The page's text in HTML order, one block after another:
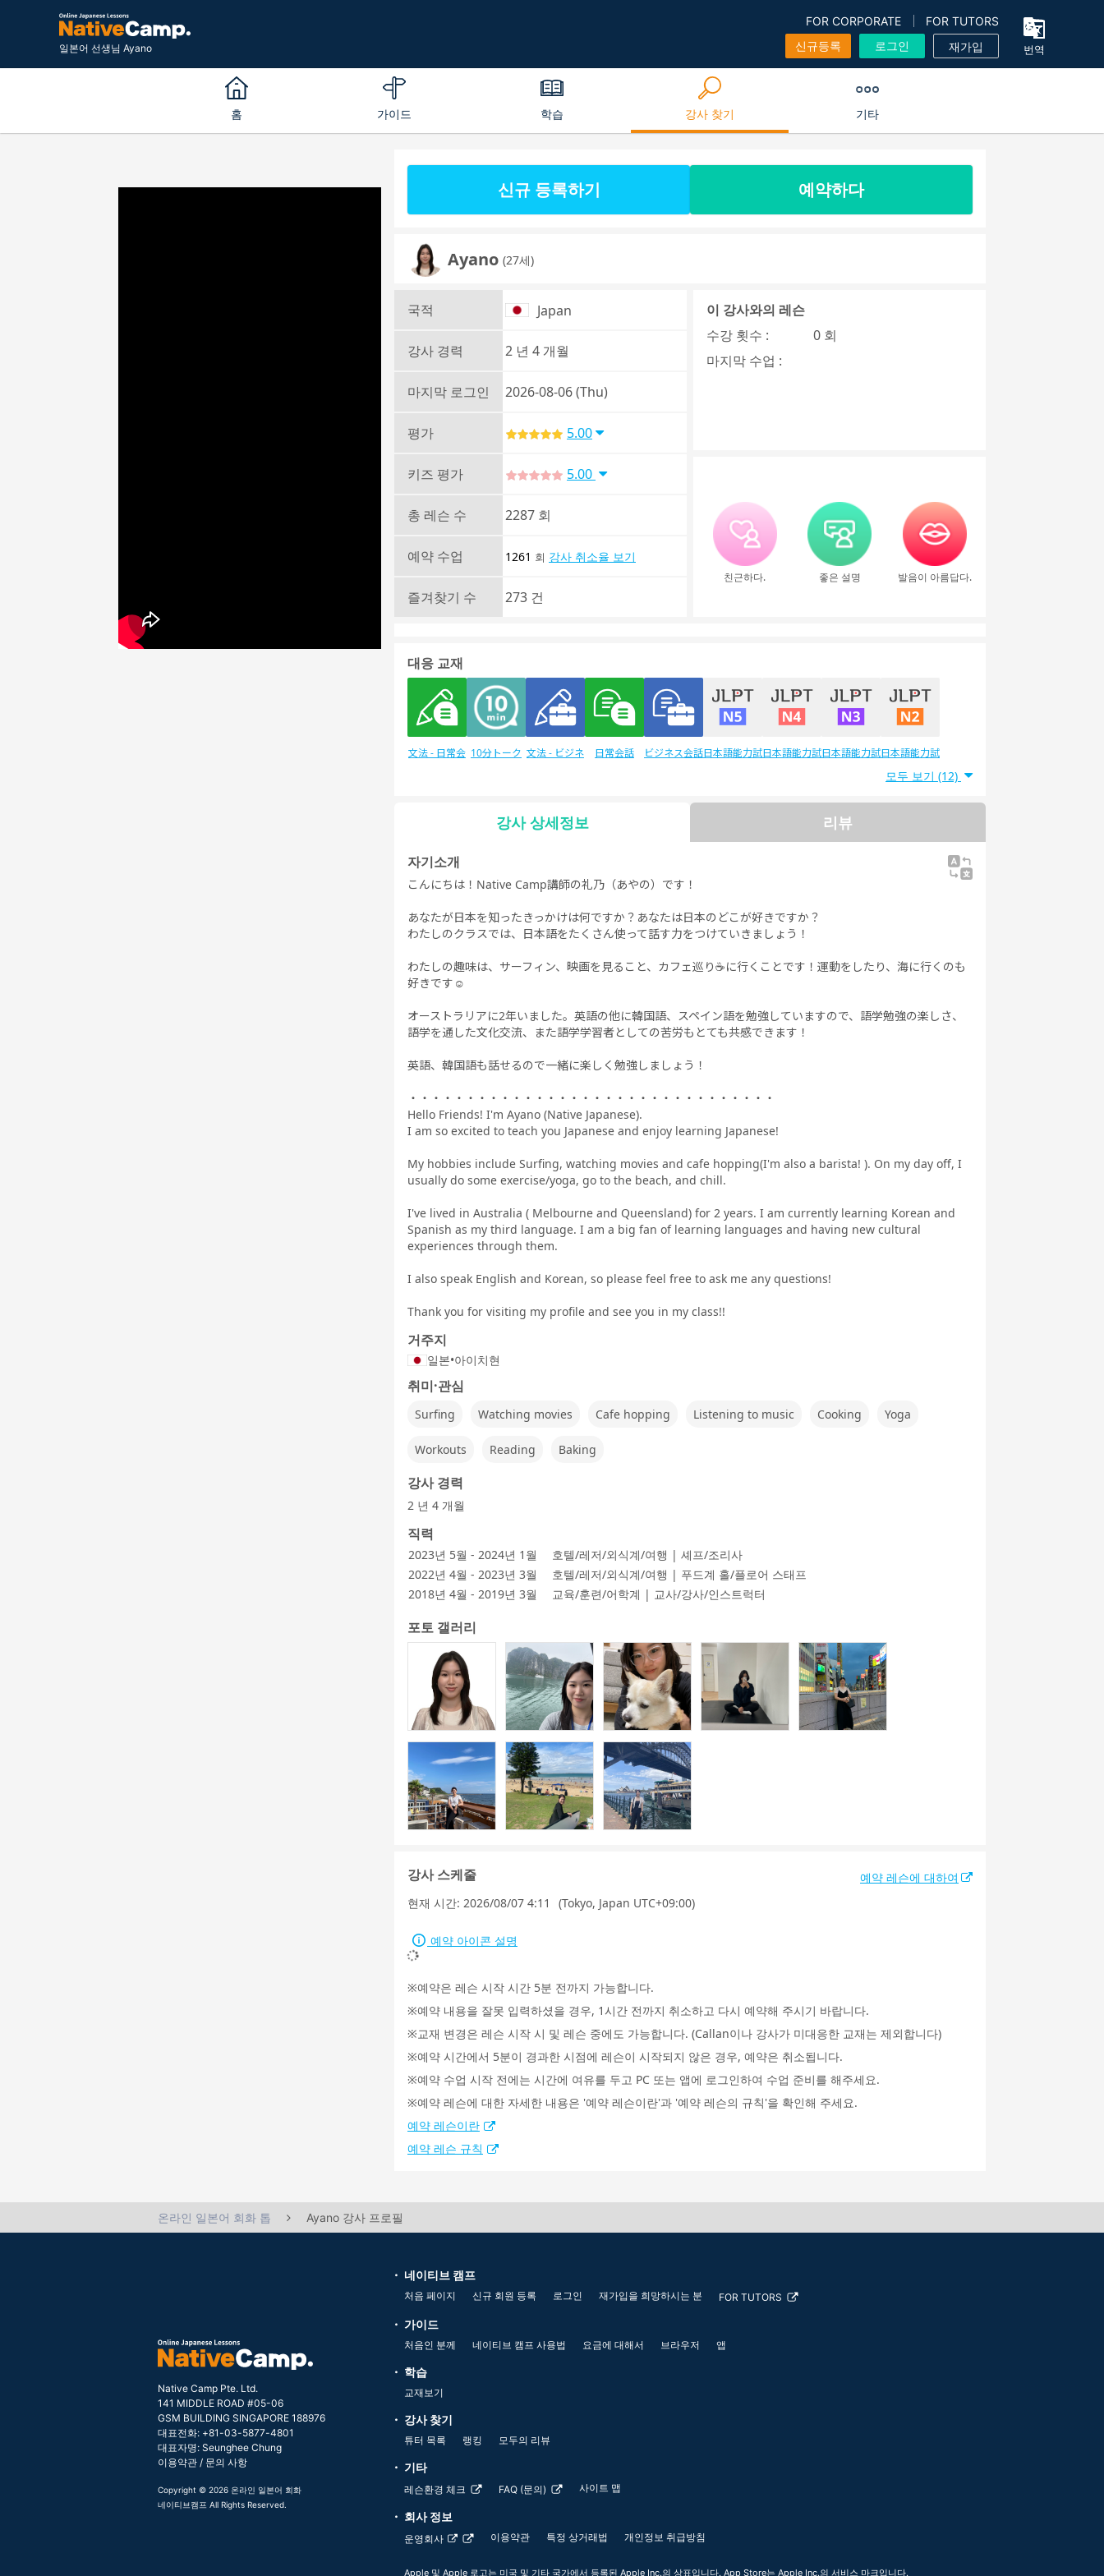
일본어 선생님 Ayano
FOR CORPORATE
FOR TUTORS
신규등록
로그인 재가입 번역
홈 가이드 학습 강사 찾기 기타
신규 등록하기 예약하다
Ayano (27세)
국적 Japan
강사 경력 2 년 4 개월
마지막 로그인 2026-08-06 (Thu)
평가 5.00
키즈 평가 5.00
총 레슨 수 2287 회
예약 수업 1261 회 강사 취소율 보기
즐겨찾기 수 273 건
이 강사와의 레슨
수강 횟수 :
0 회
마지막 수업 :
친근하다. 좋은 설명 발음이 아름답다.
대응 교재
文法 - 日常会 10分トーク 文法 - ビジネ
日常会話 ビジネス会話日本語能力試日本語能力試日本語能力試日本語能力試
験1級
모두 보기 (12)
강사 상세정보 리뷰
자기소개
こんにちは！Native Camp講師の礼乃（あやの）です！
あなたが日本を知ったきっかけは何ですか？あなたは日本のどこが好きですか？
わたしのクラスでは、日本語をたくさん使って話す力をつけていきましょう！
わたしの趣味は、サーフィン、映画を見ること、カフェ巡り☕️に行くことです！運動をしたり、海に行くのも
好きです☺️
オーストラリアに2年いました。英語の他に韓国語、スペイン語を勉強していますので、語学勉強の楽しさ、
語学を通した文化交流、また語学学習者としての苦労もとても共感できます！
英語、韓国語も話せるので一緒に楽しく勉強しましょう！
・・・・・・・・・・・・・・・・・・・・・・・・・・・・・・・・
Hello Friends! I'm Ayano (Native Japanese).
I am so excited to teach you Japanese and enjoy learning Japanese!
My hobbies include Surfing, watching movies and cafe hopping(I'm also a barista! ). On my day off, I
usually do some exercise/yoga, go to the beach, and chill.
I've lived in Australia ( Melbourne and Queensland) for 2 years. I am currently learning Korean and
Spanish as my third language. I am a big fan of learning languages and having new cultural
experiences through them.
I also speak English and Korean, so please feel free to ask me any questions!
Thank you for visiting my profile and see you in my class!!
거주지
일본•아이치현
취미·관심
Surfing Watching movies Cafe hopping Listening to music Cooking Yoga
Workouts Reading Baking
강사 경력
2 년 4 개월
직력
2023년 5월 - 2024년 1월
호텔/레저/외식계/여행 | 셰프/조리사
2022년 4월 - 2023년 3월
호텔/레저/외식계/여행 | 푸드계 홀/플로어 스태프
2018년 4월 - 2019년 3월
교육/훈련/어학계 | 교사/강사/인스트럭터
포토 갤러리
강사 스케줄
예약 레슨에 대하여
현재 시간: 2026/08/07 4:11 (Tokyo, Japan UTC+09:00)
예약 아이콘 설명
예약은 레슨 시작 시간 5분 전까지 가능합니다.
예약 내용을 잘못 입력하셨을 경우, 1시간 전까지 취소하고 다시 예약해 주시기 바랍니다.
교재 변경은 레슨 시작 시 및 레슨 중에도 가능합니다. (Callan이나 강사가 미대응한 교재는 제외합니다)
예약 시간에서 5분이 경과한 시점에 레슨이 시작되지 않은 경우, 예약은 취소됩니다.
예약 수업 시작 전에는 시간에 여유를 두고 PC 또는 앱에 로그인하여 수업 준비를 해주세요.
예약 레슨에 대한 자세한 내용은 '예약 레슨이란'과 '예약 레슨의 규칙'을 확인해 주세요.
예약 레슨이란
예약 레슨 규칙
온라인 일본어 회화 톱 Ayano 강사 프로필
Native Camp Pte. Ltd.
141 MIDDLE ROAD #05-06
GSM BUILDING SINGAPORE 188976
대표전화: +81-03-5877-4801
대표자명: Seunghee Chung
이용약관 / 문의 사항
Copyright © 2026 온라인 일본어 회화
네이티브캠프 All Rights Reserved.
네이티브 캠프
처음 페이지 신규 회원 등록 로그인 재가입을 희망하시는 분 FOR TUTORS
가이드
처음인 분께 네이티브 캠프 사용법 요금에 대해서 브라우저 앱
학습
교재보기
강사 찾기
튜터 목록 랭킹 모두의 리뷰
기타
레슨환경 체크 FAQ (문의) 사이트 맵
회사 정보
운영회사 이용약관 특정 상거래법 개인정보 취급방침
Apple 및 Apple 로고는 미국 및 기타 국가에서 등록된 Apple Inc.의 상표입니다. App Store는 Apple Inc.의 서비스 마크입니다.